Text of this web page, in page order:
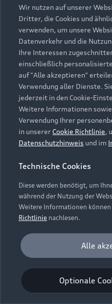
Elektromodelle
Plug-in-Hybride
Neuwagensuche
Gebrauchtwagensuche
Gebrauchtwagen
Finanzierung
Aktionen & Angebote
Geschäftskunden
Saisonale Angebote
Audi Services
Garantie
Audi digital services
myAudi
Support
Kundenservice
Händlersuche
Audi Code
Häufige Fragen (FAQ)
Audi Online Beratung
Bordbuch &
Verträge kündigen
Vertrag widerrufen
Über Audi
Unternehmen
Karriere
Investor Relations
Presse & Media Center
Datenschutz
Audi erleben
Newsletter
© 2026 AUDI AG. Alle
Datenschutzinformation
Cookie-Richtlinie
Digital Services Act
EU
Embleme am Fahrzeug bei
Webseite kann abweichen.
Wir nutzen auf unserer
Dritter, die Cookies und
verwenden, um unsere
Datenverkehr und die
Ihre Interessen
einschließlich
auf "Alle akzeptieren"
Verwendung aller Dienste.
jederzeit in den Cookie-
Weitere Informationen
Verwendung Ihrer
in unserer Cookie Richtlinie,
Datenschutzhinweis und im
Technische Cookies
Diese werden benötigt, um
während der Nutzung der
Weitere Informationen können
Richtlinie nachlesen.
Analyse und Statistik
Performance Cookies
darüber, wie unsere Webseite
Anzahl der Besuche,
werden zur Optimierung der
Optionale
Alle